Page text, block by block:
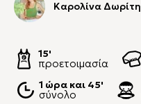
Καρολίνα Δωρίτη
15'
προετοιμασία
1 ώρα και 45'
σύνολο